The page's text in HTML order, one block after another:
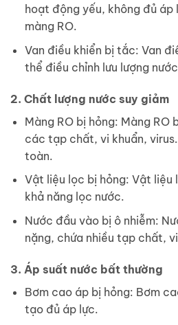
hoạt động yếu, không đủ
màng RO.
Van điều khiển bị tắc: Van
thể điều chỉnh lưu lượng
2. Chất lượng nước suy giảm
Màng RO bị hỏng: Màng RO
các tạp chất, vi khuẩn,
toàn.
Vật liệu lọc bị hỏng: Vật liệu
khả năng lọc nước.
Nước đầu vào bị ô nhiễm:
nặng, chứa nhiều tạp chất,
3. Áp suất nước bất thường
Bơm cao áp bị hỏng: Bơm
tạo đủ áp lực.